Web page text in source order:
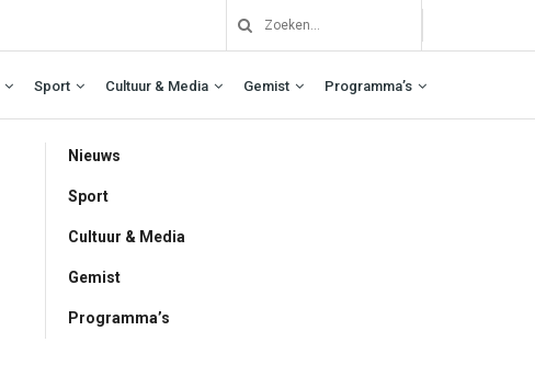
Sport Cultuur & Media Gemist Programma’s
Nieuws
Sport
Cultuur & Media
Gemist
Programma’s